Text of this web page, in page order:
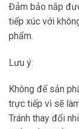
Đảm bảo nắp
tiếp xúc với
phẩm.
Lưu ý:
Không để sản
trực tiếp vì sẽ
Tránh thay đổi